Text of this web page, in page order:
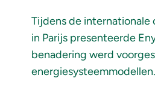
Tijdens de internationale
in Parijs presenteerde
benadering werd
energiesysteemmodellen.